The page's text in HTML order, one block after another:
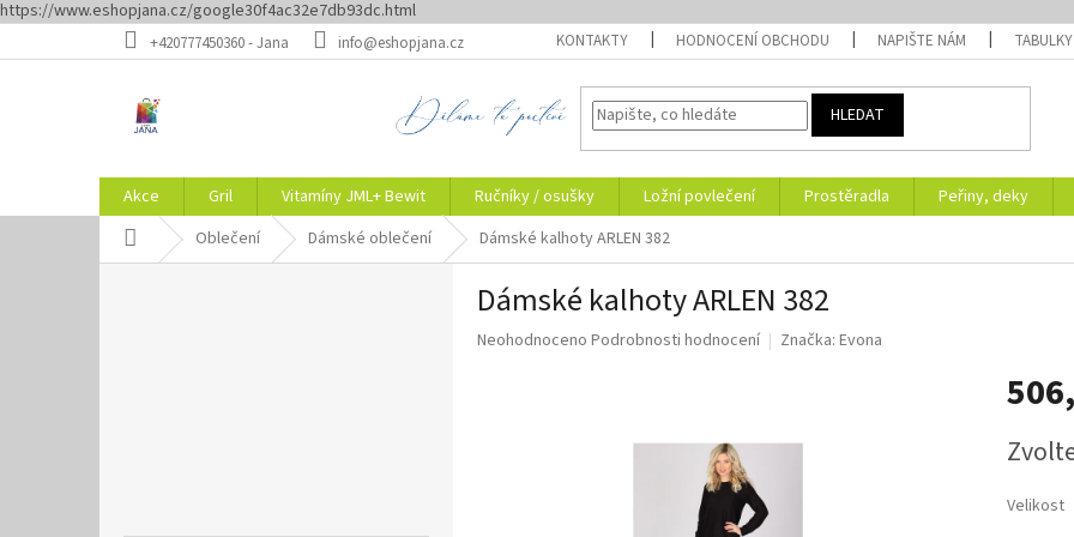
https://www.eshopjana.cz/google30f4ac32e7db93dc.html
na
+420777450360 - Jana info@eshopjana.cz KONTAKTY HODNOCENÍ OBCHODU NAPIŠTE NÁM TABULKY
HLEDAT
Akce Gril Vitamíny JML+ Bewit Ručníky / osušky Ložní povlečení Prostěradla Peřiny, deky
Domů Oblečení Dámské oblečení Dámské kalhoty ARLEN 382
Dámské kalhoty ARLEN 382
Průměrné
Neohodnoceno Podrobnosti hodnocení Značka: Evona
cena:
Velikost